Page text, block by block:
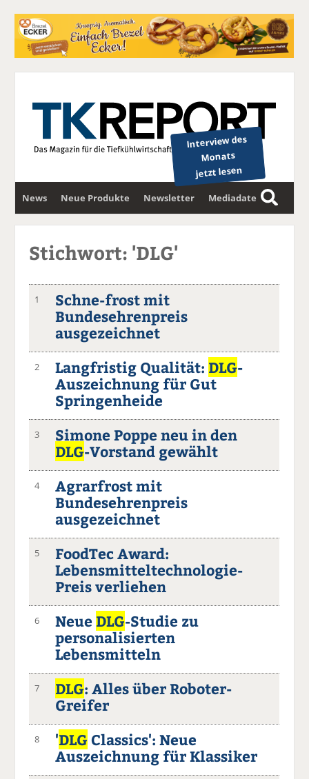
Interview des
Monats
jetzt lesen
News Neue Produkte Newsletter Mediadaten
S
u
Stichwort: 'DLG'
1
Schne-frost mit
Bundesehrenpreis
ausgezeichnet
2 Langfristig Qualität: DLG-
Auszeichnung für Gut
Springenheide
3
Simone Poppe neu in den
DLG-Vorstand gewählt
4
Agrarfrost mit
Bundesehrenpreis
ausgezeichnet
5
FoodTec Award:
Lebensmitteltechnologie-
Preis verliehen
6 Neue DLG-Studie zu
personalisierten
Lebensmitteln
7 DLG: Alles über Roboter-
Greifer
8 'DLG Classics': Neue
Auszeichnung für Klassiker